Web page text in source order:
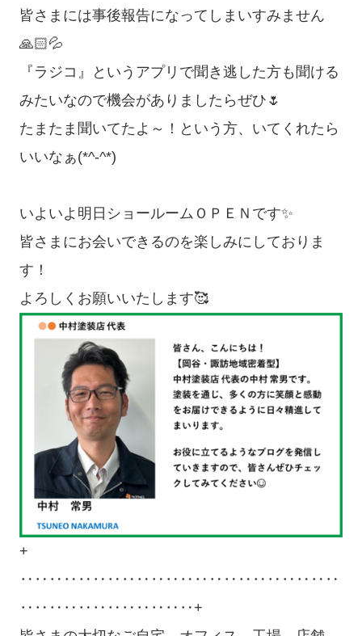
皆さまには事後報告になってしまいすみません
🙏🏻💦
『ラジコ』というアプリで聞き逃した方も聞ける
みたいなので機会がありましたらぜひ🌷
たまたま聞いてたよ～！という方、いてくれたら
いいなぁ(*^-^*)
いよいよ明日ショールームＯＰＥＮです✨
皆さまにお会いできるのを楽しみにしておりま
す！
よろしくお願いいたします🥰
+
‥‥‥‥‥‥‥‥‥‥‥‥‥‥‥‥‥‥‥‥‥‥
‥‥‥‥‥‥‥‥‥‥‥‥+